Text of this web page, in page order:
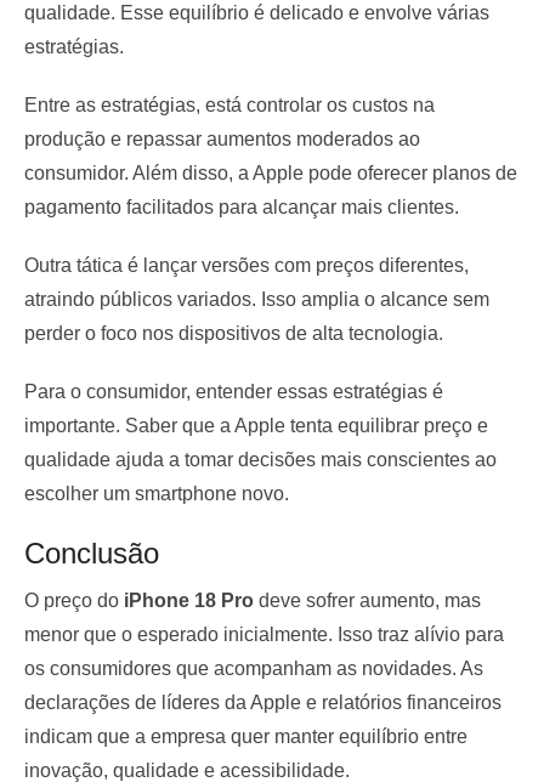
qualidade. Esse equilíbrio é delicado e envolve várias
estratégias.
Entre as estratégias, está controlar os custos na
produção e repassar aumentos moderados ao
consumidor. Além disso, a Apple pode oferecer planos de
pagamento facilitados para alcançar mais clientes.
Outra tática é lançar versões com preços diferentes,
atraindo públicos variados. Isso amplia o alcance sem
perder o foco nos dispositivos de alta tecnologia.
Para o consumidor, entender essas estratégias é
importante. Saber que a Apple tenta equilibrar preço e
qualidade ajuda a tomar decisões mais conscientes ao
escolher um smartphone novo.
Conclusão
O preço do iPhone 18 Pro deve sofrer aumento, mas
menor que o esperado inicialmente. Isso traz alívio para
os consumidores que acompanham as novidades. As
declarações de líderes da Apple e relatórios financeiros
indicam que a empresa quer manter equilíbrio entre
inovação, qualidade e acessibilidade.